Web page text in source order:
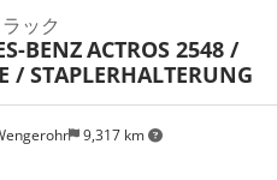
9,317 km
ック
BENZACTROS 2548 /
/ STAPLERHALTERUNG